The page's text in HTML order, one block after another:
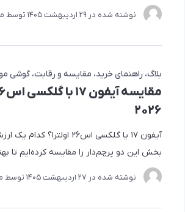
نوشته شده در 29 ارديبهشت 1405 توسط
بلاگ راهنمای خرید مقایسه و رقابت گوشی
۲۰۲۶
آیفون ۱۷ یا گلکسی اس۲۶
بخش این دو پرچم‌دار را مقایسه کرده‌ایم تا
نوشته شده در 27 ارديبهشت 1405 توسط